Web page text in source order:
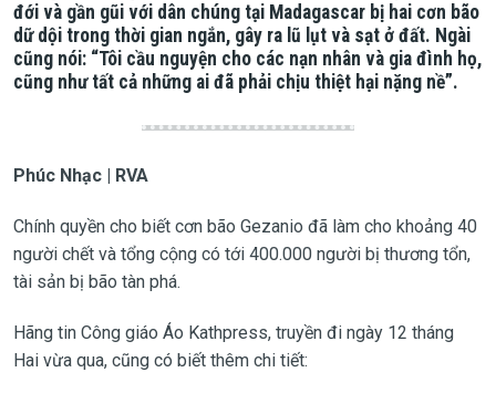
đới và gần gũi với dân chúng tại Madagascar bị hai cơn bão
dữ dội trong thời gian ngắn, gây ra lũ lụt và sạt ở đất. Ngài
cũng nói: “Tôi cầu nguyện cho các nạn nhân và gia đình họ,
cũng như tất cả những ai đã phải chịu thiệt hại nặng nề”.
Phúc Nhạc | RVA
Chính quyền cho biết cơn bão Gezanio đã làm cho khoảng 40
người chết và tổng cộng có tới 400.000 người bị thương tổn,
tài sản bị bão tàn phá.
Hãng tin Công giáo Áo Kathpress, truyền đi ngày 12 tháng
Hai vừa qua, cũng có biết thêm chi tiết: